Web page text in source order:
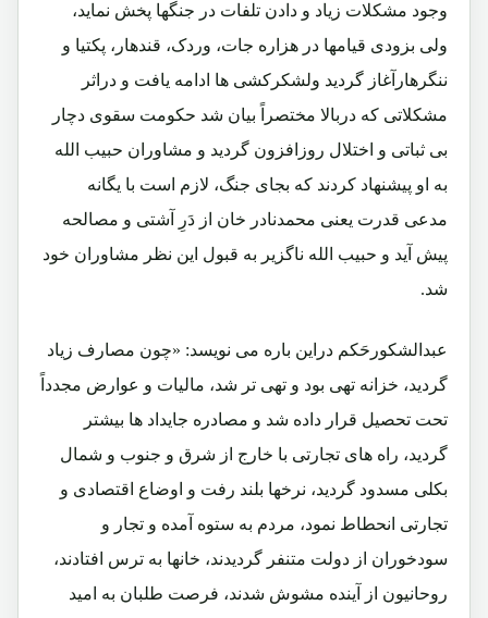
وجود مشکلات زیاد و دادن تلفات در جنگها پخش نماید،
ولی بزودی قیامها در هزاره جات، وردک، قندهار، پکتیا و
ننگرهارآغاز گردید ولشکرکشی ها ادامه یافت و دراثر
مشکلاتی که دربالا مختصراً بیان شد حکومت سقوی دچار
بی ثباتی و اختلال روزافزون گردید و مشاوران حبیب الله
به او پیشنهاد کردند که بجای جنگ، لازم است با یگانه
مدعی قدرت یعنی محمدنادر خان از دَرِ آشتی و مصالحه
پیش آید و حبیب الله ناگزیر به قبول این نظر مشاوران خود
شد.
عبدالشکورحَکم دراین باره می نویسد: «چون مصارف زیاد
گردید، خزانه تهی بود و تهی تر شد، مالیات و عوارض مجدداً
تحت تحصیل قرار داده شد و مصادره جایداد ها بیشتر
گردید، راه های تجارتی با خارج از شرق و جنوب و شمال
بکلی مسدود گردید، نرخها بلند رفت و اوضاع اقتصادی و
تجارتی انحطاط نمود، مردم به ستوه آمده و تجار و
سودخوران از دولت متنفر گردیدند، خانها به ترس افتادند،
روحانیون از آینده مشوش شدند، فرصت طلبان به امید